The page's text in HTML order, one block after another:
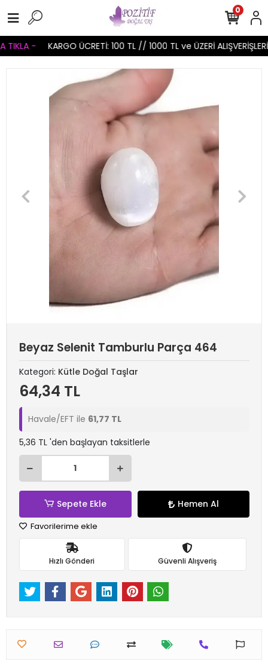
- KARGO ÜCRETİ: 100 TL // 1000 TL ve ÜZERİ
0
Beyaz Selenit Tamburlu Parça 464
Kategori: Kütle Doğal Taşlar
64,34 TL
Havale/EFT ile 61,77 TL
5,36 TL 'den başlayan taksitlerle
Sepete Ekle Hemen Al
Favorilerime ekle
Hızlı Gönderi Güvenli Alışveriş